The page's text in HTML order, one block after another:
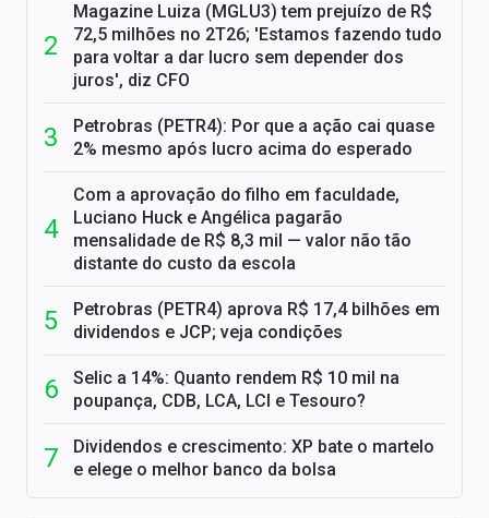
Magazine Luiza (MGLU3) tem prejuízo de R$
72,5 milhões no 2T26; 'Estamos fazendo tudo
para voltar a dar lucro sem depender dos
juros', diz CFO
Petrobras (PETR4): Por que a ação cai quase
2% mesmo após lucro acima do esperado
Com a aprovação do filho em faculdade,
Luciano Huck e Angélica pagarão
mensalidade de R$ 8,3 mil — valor não tão
distante do custo da escola
Petrobras (PETR4) aprova R$ 17,4 bilhões em
dividendos e JCP; veja condições
Selic a 14%: Quanto rendem R$ 10 mil na
poupança, CDB, LCA, LCI e Tesouro?
Dividendos e crescimento: XP bate o martelo
e elege o melhor banco da bolsa